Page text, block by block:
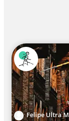
Felipe Ultra